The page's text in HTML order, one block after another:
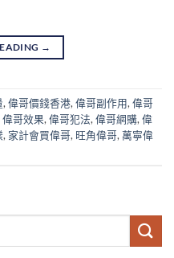
→
, 偉哥價錢香港, 偉哥副作用, 偉哥
偉哥效果, 偉哥犯法, 偉哥網購, 偉
, 家計會買偉哥, 旺角偉哥, 萬寧偉